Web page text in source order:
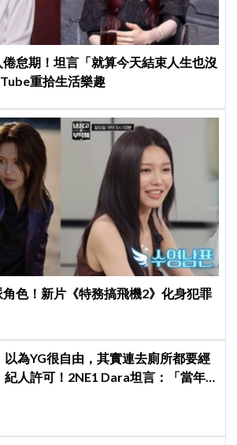
怠期！坦言「就算今天結束人生也沒
重拾生活樂趣
色！新片《特務搞飛機2》化身犯罪
以為YG很自由，其實連去廁所都要經
紀人許可！2NE1 Dara坦言：「當年